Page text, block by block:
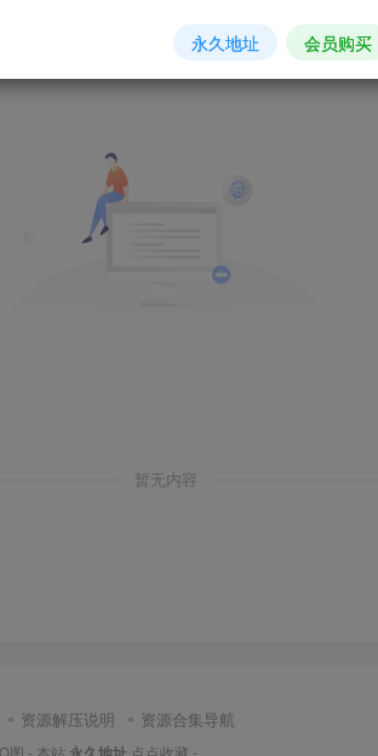
暂无内容
资源解压说明 资源合集导航
图 - 本站 点点收藏 -
永久地址 会员购买